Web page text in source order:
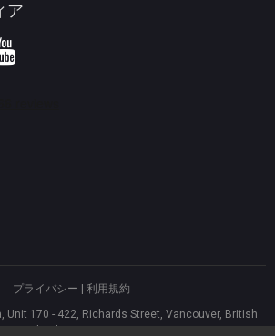
ア
プライバシー
利用規約
Unit 170 - 422, Richards Street, Vancouver, British